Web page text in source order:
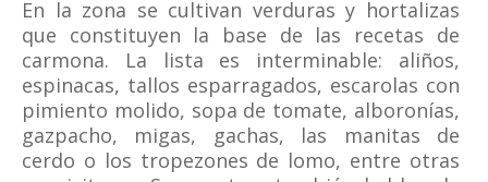
En la zona se cultivan verduras y hortalizas
que constituyen la base de las recetas de
carmona. La lista es interminable: aliños,
espinacas, tallos esparragados, escarolas con
pimiento molido, sopa de tomate, alboronías,
gazpacho, migas, gachas, las manitas de
cerdo o los tropezones de lomo, entre otras